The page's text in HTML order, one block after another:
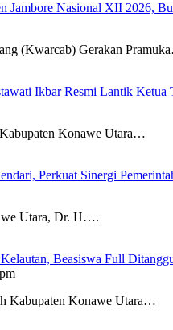
Jambore Nasional XII 2026,
(Kwarcab) Gerakan
Ikbar Resmi Lantik
Konawe Utara…
Perkuat Sinergi
Utara, Dr. H….
Beasiswa Full
Kabupaten Konawe Utara…